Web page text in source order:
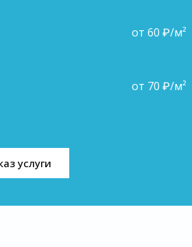
от 60 ₽/м²
от 70 ₽/м²
услуги